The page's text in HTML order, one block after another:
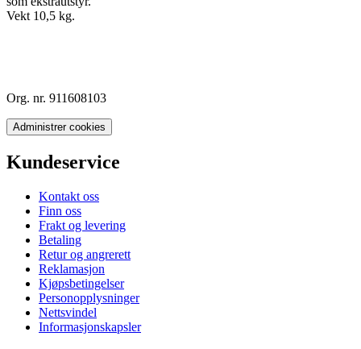
Vekt 10,5 kg.
Org. nr. 911608103
Administrer cookies
Kundeservice
Kontakt oss
Finn oss
Frakt og levering
Betaling
Retur og angrerett
Reklamasjon
Kjøpsbetingelser
Personopplysninger
Nettsvindel
Informasjonskapsler